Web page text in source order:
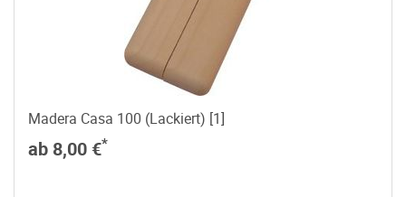
Madera Casa 100 (Lackiert) [1]
ab 8,00 €*